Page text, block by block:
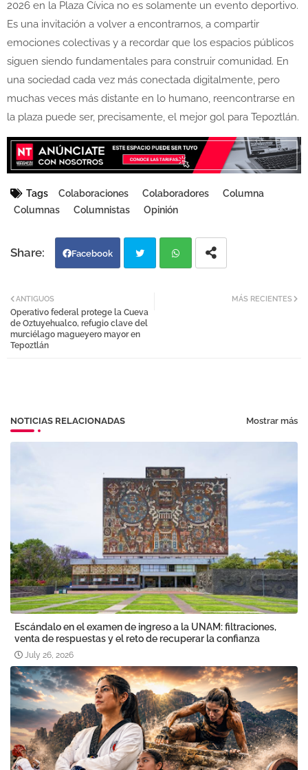
2026 en la Plaza Cívica no es solamente un evento deportivo.
Es una invitación a volver a encontrarnos, a compartir
emociones colectivas y a recordar que los espacios públicos
siguen siendo fundamentales para construir comunidad. En
una sociedad cada vez más conectada digitalmente, pero
muchas veces más distante en lo humano, reencontrarse en
la plaza puede ser, precisamente, el mejor gol para Tepoztlán.
Tags Colaboraciones Colaboradores
Columna
Columnas
Columnistas Opinión
Facebook
tter
MÁS RECIENTES
ANTIGUOS
Operativo federal protege la Cueva
de Oztuyehualco, refugio clave del
murciélago magueyero mayor en
Tepoztlán
NOTICIAS RELACIONADAS Mostrar más
Escándalo en el examen de ingreso a la UNAM: filtraciones,
venta de respuestas y el reto de recuperar la confianza
July 26, 2026